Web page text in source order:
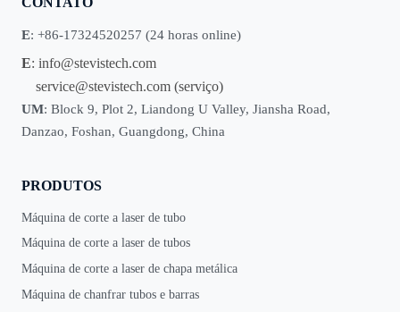
E: +86-17324520257 (24 horas online)
E: info@stevistech.com
service@stevistech.com (serviço)
UM: Block 9, Plot 2, Liandong U Valley, Jiansha Road,
Danzao, Foshan, Guangdong, China
PRODUTOS
Máquina de corte a laser de tubo
Máquina de corte a laser de tubos
Máquina de corte a laser de chapa metálica
Máquina de chanfrar tubos e barras